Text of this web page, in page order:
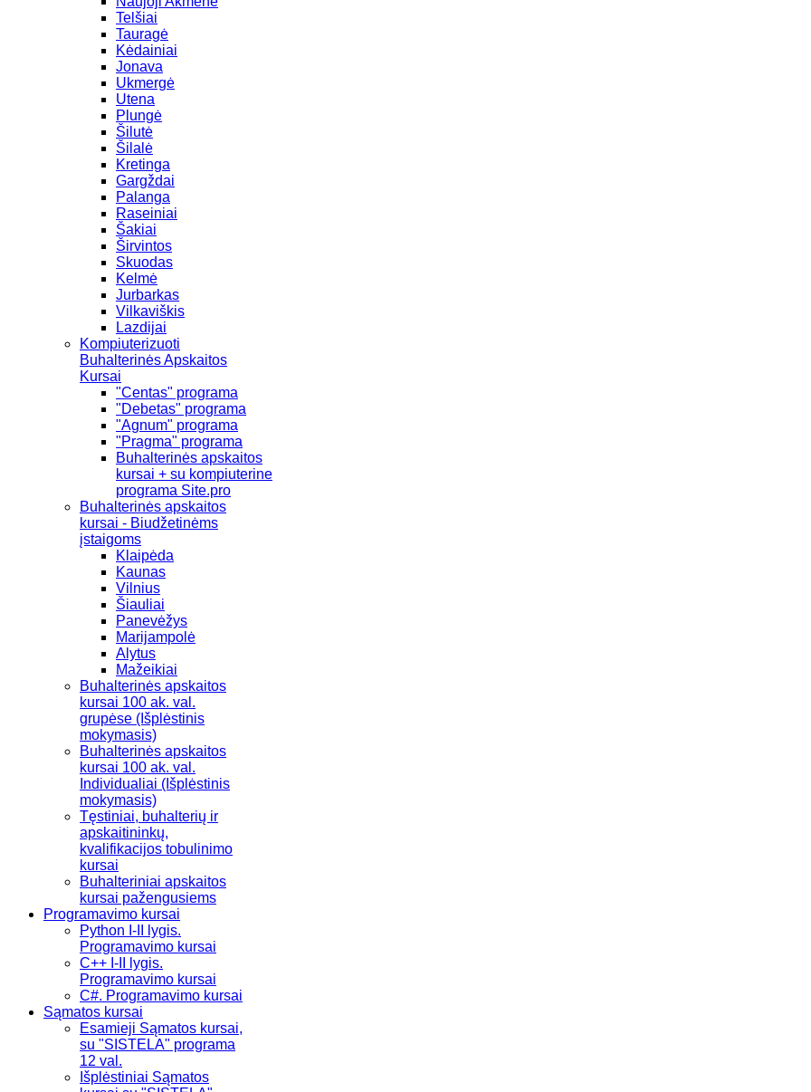
Telšiai
Tauragė
Kėdainiai
Jonava
Ukmergė
Utena
Plungė
Šilutė
Šilalė
Kretinga
Gargždai
Palanga
Raseiniai
Šakiai
Širvintos
Skuodas
Kelmė
Jurbarkas
Vilkaviškis
Lazdijai
Kompiuterizuoti
Buhalterinės Apskaitos
Kursai
"Centas" programa
"Debetas" programa
"Agnum" programa
"Pragma" programa
Buhalterinės apskaitos
kursai + su kompiuterine
programa Site.pro
Buhalterinės apskaitos
kursai - Biudžetinėms
įstaigoms
Klaipėda
Kaunas
Vilnius
Šiauliai
Panevėžys
Marijampolė
Alytus
Mažeikiai
Buhalterinės apskaitos
kursai 100 ak. val.
grupėse (Išplėstinis
mokymasis)
Buhalterinės apskaitos
kursai 100 ak. val.
Individualiai (Išplėstinis
mokymasis)
Tęstiniai, buhalterių ir
apskaitininkų,
kvalifikacijos tobulinimo
kursai
Buhalteriniai apskaitos
kursai pažengusiems
Programavimo kursai
Python I-II lygis.
Programavimo kursai
C++ I-II lygis.
Programavimo kursai
C#. Programavimo kursai
Sąmatos kursai
Esamieji Sąmatos kursai,
su "SISTELA" programa
12 val.
Išplėstiniai Sąmatos